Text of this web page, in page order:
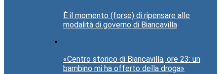
È il momento (forse) di ripensare alle
modalità di governo di Biancavilla
«Centro storico di Biancavilla, ore 23: un
bambino mi ha offerto della droga»